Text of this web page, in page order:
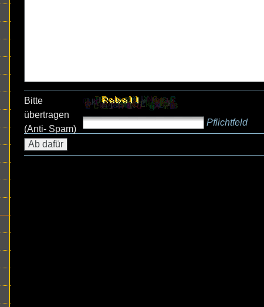
Bitte
übertragen
(Anti- Spam)
Pflichtfeld